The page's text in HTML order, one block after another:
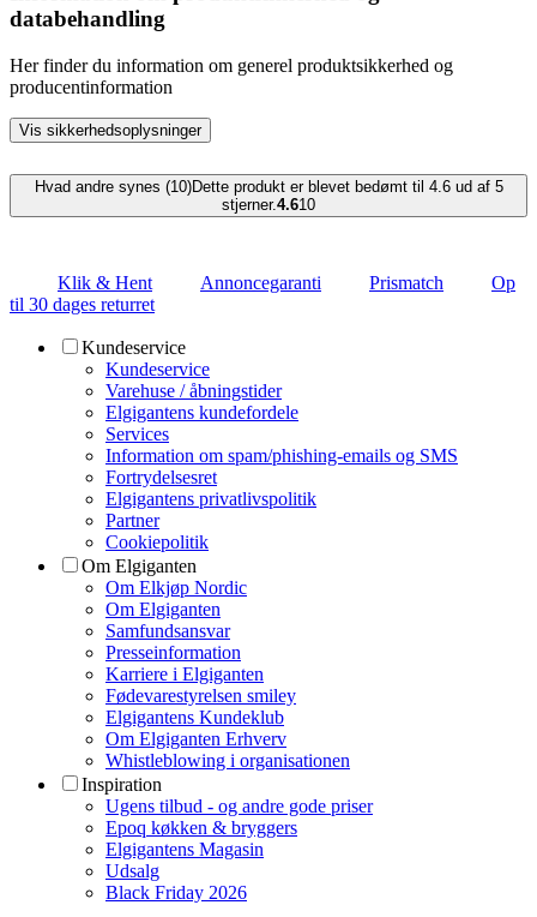
databehandling
Her finder du information om generel produktsikkerhed og
producentinformation
Vis sikkerhedsoplysninger
Hvad andre synes (10)Dette produkt er blevet bedømt til 4.6 ud af 5
stjerner.4.610
Klik & Hent Annoncegaranti Prismatch
Op
til 30 dages returret
Kundeservice
Kundeservice
Varehuse / åbningstider
Elgigantens kundefordele
Services
Information om spam/phishing-emails og SMS
Fortrydelsesret
Elgigantens privatlivspolitik
Partner
Cookiepolitik
Om Elgiganten
Om Elkjøp Nordic
Om Elgiganten
Samfundsansvar
Presseinformation
Karriere i Elgiganten
Fødevarestyrelsen smiley
Elgigantens Kundeklub
Om Elgiganten Erhverv
Whistleblowing i organisationen
Inspiration
Ugens tilbud - og andre gode priser
Epoq køkken & bryggers
Elgigantens Magasin
Udsalg
Black Friday 2026